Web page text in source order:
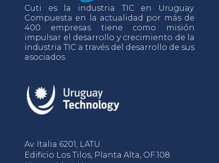
Cuti es la industria TIC en Uruguay.
Compuesta en la actualidad por más de
400 empresas tiene como misión
impulsar el desarrollo y crecimiento de la
industria TIC a través del desarrollo de sus
asociados.
Av. Italia 6201, LATU
Edificio Los Tilos, Planta Alta, OF.108